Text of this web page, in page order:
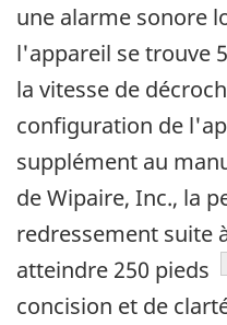
une alarme sonore
l'appareil se trouve
la vitesse de
configuration de
supplément au
de Wipaire, Inc., la
redressement suite
atteindre 250 pieds
concision et de